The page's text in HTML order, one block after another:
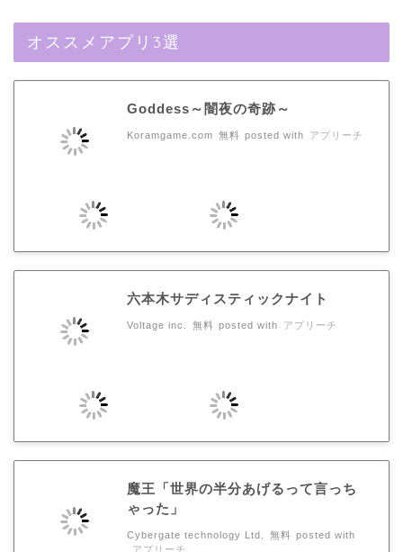
オススメアプリ3選
Goddess～闇夜の奇跡～
Koramgame.com 無料 posted with アプリーチ
六本木サディスティックナイト
Voltage inc. 無料 posted with アプリーチ
魔王「世界の半分あげるって言っち
ゃった」
Cybergate technology Ltd. 無料 posted with
アプリーチ